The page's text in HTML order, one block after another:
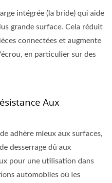
intégrée (la bride) qui aide
grande surface. Cela réduit
connectées et augmente
en particulier sur des
Aux
adhère mieux aux surfaces,
desserrage dû aux
pour une utilisation dans
automobiles où les